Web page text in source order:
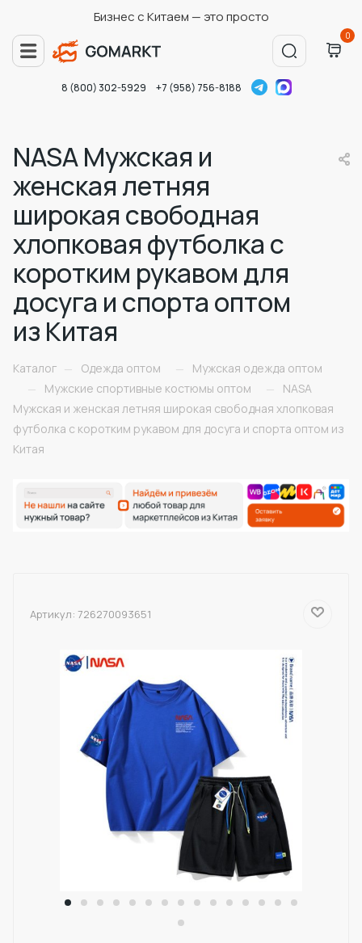
Бизнес с Китаем — это просто
0
8 (800) 302-5929 +7 (958) 756-8188
NASA Мужская и
женская летняя
широкая свободная
хлопковая футболка с
коротким рукавом для
досуга и спорта оптом
из Китая
Каталог — Одежда оптом —
Мужская одежда оптом
—
Мужские спортивные костюмы оптом —
NASA
Мужская и женская летняя широкая свободная хлопковая
футболка с коротким рукавом для досуга и спорта оптом из
Китая
Артикул: 726270093651